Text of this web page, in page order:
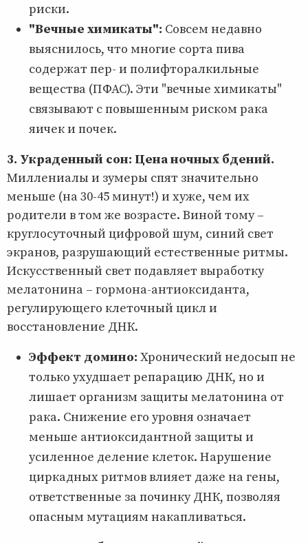
риски.
"Вечные химикаты": Совсем недавно
выяснилось, что многие сорта пива
содержат пер- и полифторалкильные
вещества (ПФАС). Эти "вечные химикаты"
связывают с повышенным риском рака
яичек и почек.
3. Украденный сон: Цена ночных бдений.
Миллениалы и зумеры спят значительно
меньше (на 30-45 минут!) и хуже, чем их
родители в том же возрасте. Виной тому –
круглосуточный цифровой шум, синий свет
экранов, разрушающий естественные ритмы.
Искусственный свет подавляет выработку
мелатонина – гормона-антиоксиданта,
регулирующего клеточный цикл и
восстановление ДНК.
Эффект домино: Хронический недосып не
только ухудшает репарацию ДНК, но и
лишает организм защиты мелатонина от
рака. Снижение его уровня означает
меньше антиоксидантной защиты и
усиленное деление клеток. Нарушение
циркадных ритмов влияет даже на гены,
ответственные за починку ДНК, позволяя
опасным мутациям накапливаться.